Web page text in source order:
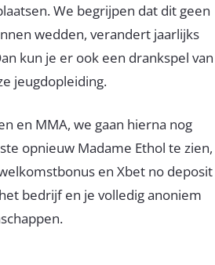
We begrijpen dat dit geen
wedden, verandert jaarlijks
kun je er ook een drankspel van
jeugdopleiding.
en MMA, we gaan hierna nog
opnieuw Madame Ethol te zien,
en Xbet no deposit
bedrijf en je volledig anoniem